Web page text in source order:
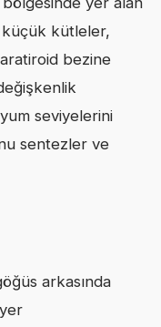
kütleler,
bezine
seviyelerini
sentezler ve
arkasında